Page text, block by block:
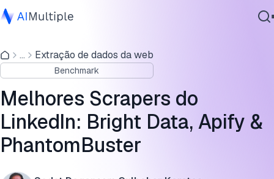
IA Agêntica
Segurança cibernética
Dados
Software Empresarial
Serviços
... Extração de dados da web
Benchmark
Melhores Scrapers do
LinkedIn: Bright Data, Apify &
PhantomBuster
Resultados do benchmark de scraping do LinkedIn
Extraindo e-mails verificados: ferramentas e métodos de
scraper de e-mail do LinkedIn
Cite este benchmark